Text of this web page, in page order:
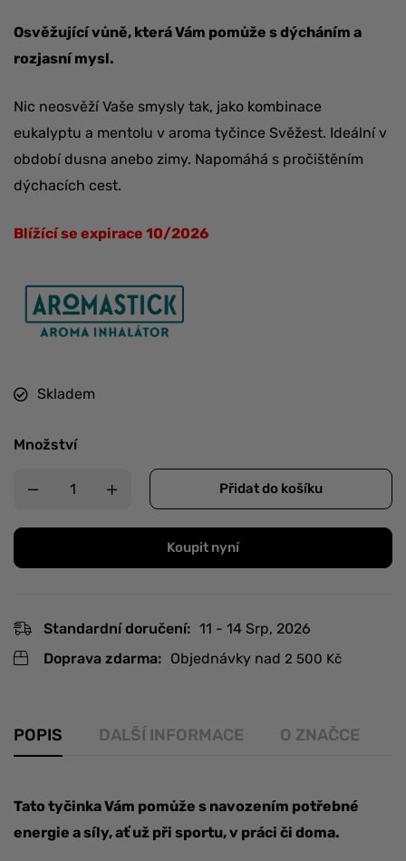
Osvěžující vůně, která Vám pomůže s dýcháním a
rozjasní mysl.
Nic neosvěží Vaše smysly tak, jako kombinace
eukalyptu a mentolu v aroma tyčince Svěžest. Ideální v
období dusna anebo zimy. Napomáhá s pročištěním
dýchacích cest.
Blížící se expirace 10/2026
Skladem
Množství
Přidat do košíku
Koupit nyní
Standardní doručení: 11 - 14 Srp, 2026
Doprava zdarma: Objednávky nad 2 500 Kč
POPIS DALŠÍ INFORMACE O ZNAČCE
Tato tyčinka Vám pomůže s navozením potřebné
energie a síly, ať už při sportu, v práci či doma.